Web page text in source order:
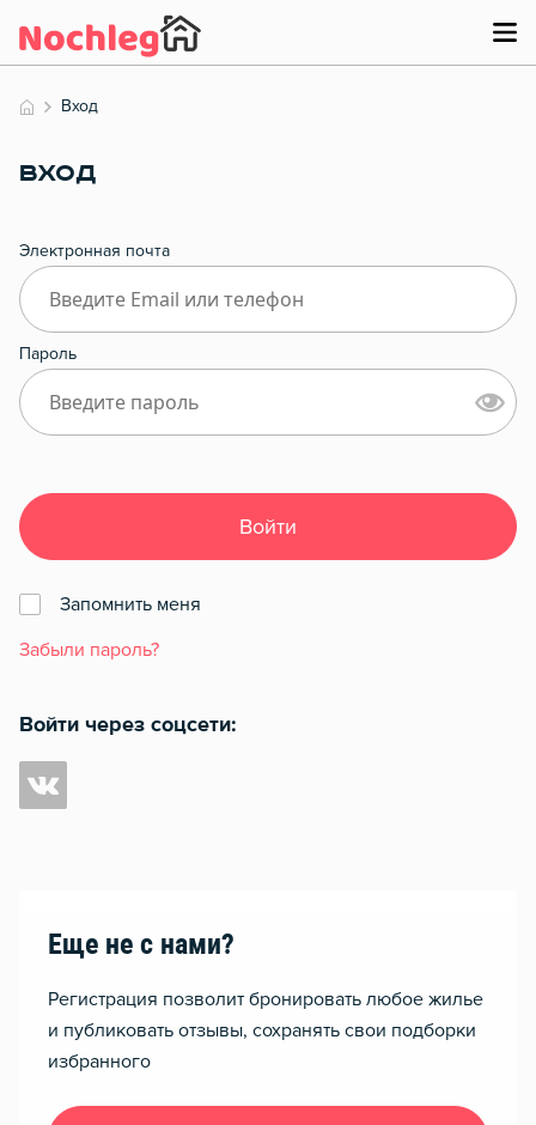
Вход
ВХОД
Электронная почта
Пароль
Войти
Запомнить меня
Забыли пароль?
Войти через соцсети:
Еще не с нами?
Регистрация позволит бронировать любое жилье
и публиковать отзывы, сохранять свои подборки
избранного